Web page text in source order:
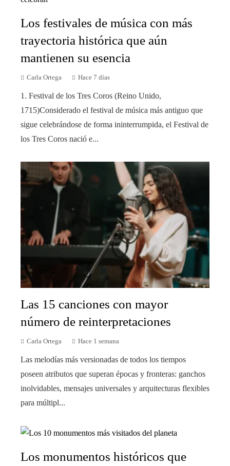
Los festivales de música con más
trayectoria histórica que aún
mantienen su esencia
Carla Ortega Hace 7 días
1. Festival de los Tres Coros (Reino Unido,
1715)Considerado el festival de música más antiguo que
sigue celebrándose de forma ininterrumpida, el Festival de
los Tres Coros nació e...
Las 15 canciones con mayor
número de reinterpretaciones
Carla Ortega Hace 1 semana
Las melodías más versionadas de todos los tiempos
poseen atributos que superan épocas y fronteras: ganchos
inolvidables, mensajes universales y arquitecturas flexibles
para múltipl...
Los monumentos históricos que